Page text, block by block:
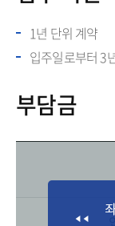
1년 단위 계약
입주일로부터 3
부담금